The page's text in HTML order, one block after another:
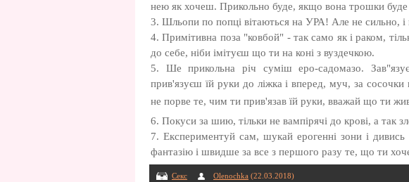
нею як хочеш. Прикольно буде, якщо вона трошки буде
3. Шльопи по попці вітаються на УРА! Але не сильно,
4. Примітивна поза "ковбой" - так само як і раком,
до себе, ніби імітуєш що ти на коні з вуздечкою.
5. Ше прикольна річ суміш еро-садомазо.
прив'язуєш їй руки до ліжка і вперед, муч, за
не порве те, чим ти прив'язав їй руки, вважай що ти
6. Покуси за шию, тільки не вампірячі до крові, а так
7. Експериментуй сам, шукай ерогенні зони і
фантазію і швидше за все з першого разу те, що ти
Секс Olenochka (22.03.2018)